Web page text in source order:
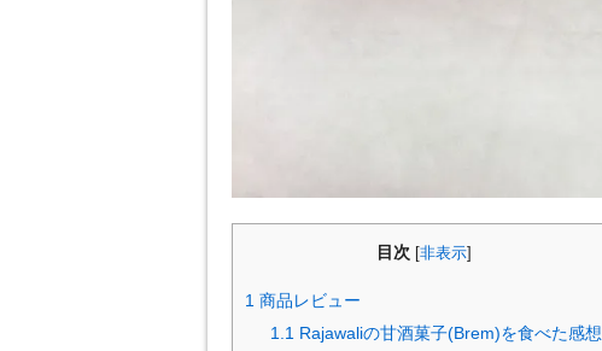
目次 非表示
1 商品レビュー
1.1 Rajawaliの甘酒菓子(Brem)を食べた感想